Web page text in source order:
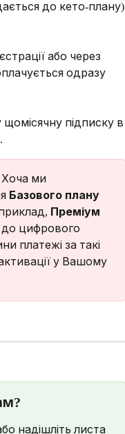
до кето-плану)
або через
одразу
підписку в
Хоча ми
Базового плану
Преміум
цифрового
платежі за такі
у Вашому
надішліть листа